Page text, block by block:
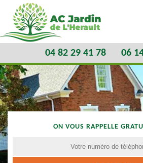
04 82 29 41 78 06
ON VOUS RAPPELLE